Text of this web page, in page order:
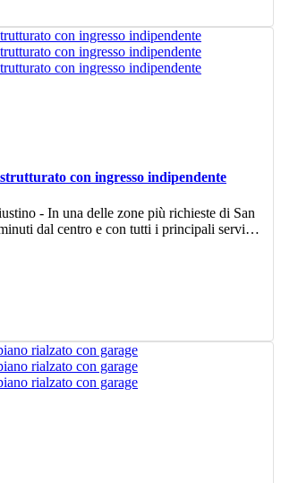
con ingresso indipendente
- In una delle zone più richieste di San
dal centro e con tutti i principali servizi